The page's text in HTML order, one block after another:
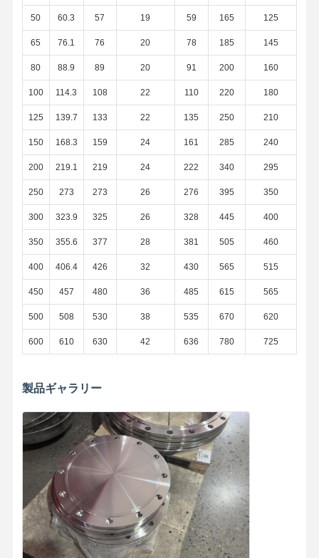
会社案内 品質管理 お問い合わせ ニュース
すべての場合
ステンレス鋼突合せ溶接パイプ継手
ステンレス鋼の螺旋管フィッティング
ステンレス鋼の造られた管付属品
ステンレス鋼のフランジ
ステンレス鋼バルブ
ステンレス鋼の継ぎ目が無い管
ステンレス鋼の衛生管付属品
ステンレス鋼のコイル シート
50 60.3 57 19 59 165 125
65 76.1 76 20 78 185 145
80 88.9 89 20 91 200 160
100 114.3 108 22 110 220 180
125 139.7 133 22 135 250 210
150 168.3 159 24 161 285 240
200 219.1 219 24 222 340 295
250 273 273 26 276 395 350
300 323.9 325 26 328 445 400
350 355.6 377 28 381 505 460
400 406.4 426 32 430 565 515
450 457 480 36 485 615 565
500 508 530 38 535 670 620
600 610 630 42 636 780 725
製品ギャラリー